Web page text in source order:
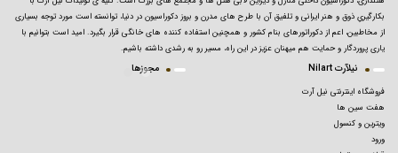
بکارگیریِ ذوق و هنر ایرانی و تلفیق آن با طرح های مدرن و بروز دکوراسیون در دنیا، توانسته است مورد توجه بسیاری
از مخاطبین، اعم از دکوراتورهای بنام کشور و همچنین استفاده کننده های خانگی قرار بگیرد. امید است بتوانیم با
یاری پروردگار و حمایت هم میهنان عزیز در این راه، مسیر رو به رشدی داشته باشیم.
نیلآرت Nilart
فروشگاه اینترنتی نیل آرت
هفت سین ها
ویترین و کنسول
ورود
مجوزها